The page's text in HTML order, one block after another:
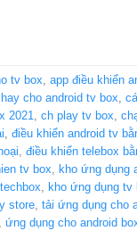
tv box, app điều khiển
cho android tv box,
2021, ch play tv box,
, điều khiển android tv
, điều khiển telebox
tv box, kho ứng dụng
, kho ứng dụng tv
store, tải ứng dụng cho
ứng dụng cho android